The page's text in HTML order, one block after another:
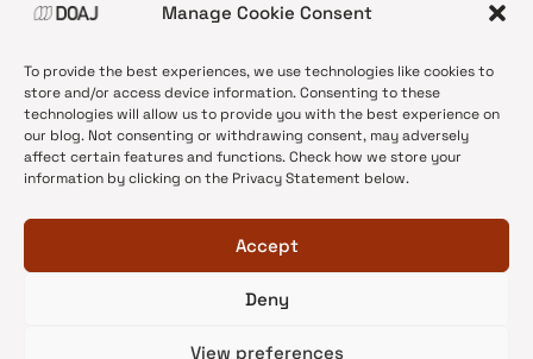
Manage Cookie Consent
To provide the best experiences, we use technologies like cookies to
store and/or access device information. Consenting to these
technologies will allow us to provide you with the best experience on
our blog. Not consenting or withdrawing consent, may adversely
affect certain features and functions. Check how we store your
information by clicking on the Privacy Statement below.
Accept
Deny
View preferences
•News update
•Open Access
•DOAJ Ambassadors
•DOAJ Voices